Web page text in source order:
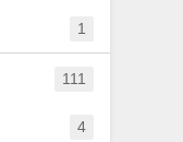
1
111
4